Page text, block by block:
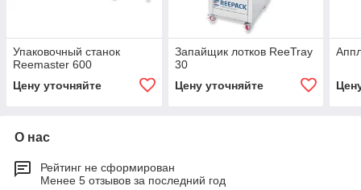
Упаковочный станок
Reemaster 600
Цену уточняйте
Запайщик лотков ReeTray
30
Цену уточняйте
О нас
Рейтинг не сформирован
Менее 5 отзывов за последний год